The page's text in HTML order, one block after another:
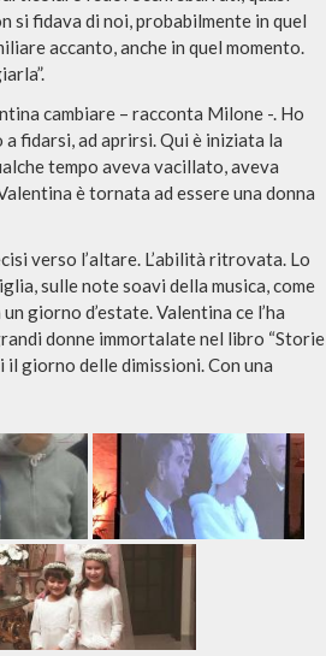
si fidava di noi, probabilmente in quel
accanto, anche in quel momento.
cambiare – racconta Milone -. Ho
fidarsi, ad aprirsi. Qui è iniziata la
tempo aveva vacillato, aveva
è tornata ad essere una donna
verso l’altare. L’abilità ritrovata. Lo
sulle note soavi della musica, come
giorno d’estate. Valentina ce l’ha
donne immortalate nel libro “Storie
giorno delle dimissioni. Con una